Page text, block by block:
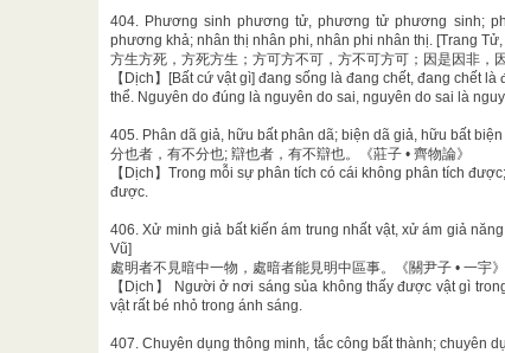
404. Phương sinh phương tử, phương tử phương sinh;
phương khả; nhân thị nhân phi, nhân phi nhân thị. [Trang Tử,
方生方死，方死方生；方可方不可，方不可方可；因是因非，
【Dịch】[Bất cứ vật gì] đang sống là đang chết, đang chết
thể. Nguyên do đúng là nguyên do sai, nguyên do sai là
405. Phân dã giả, hữu bất phân dã; biện dã giả, hữu bất
分也者，有不分也; 辯也者，有不辯也。《莊子 • 齊物論》
【Dịch】Trong mỗi sự phân tích có cái không phân tích
được.
406. Xử minh giả bất kiến ám trung nhất vật, xử ám giả
Vũ]
處明者不見暗中一物，處暗者能見明中區事。《關尹子 • 一宇》
【Dịch】 Người ở nơi sáng sủa không thấy được vật gì
vật rất bé nhỏ trong ánh sáng.
407. Chuyên dụng thông minh, tắc công bất thành; chuyên